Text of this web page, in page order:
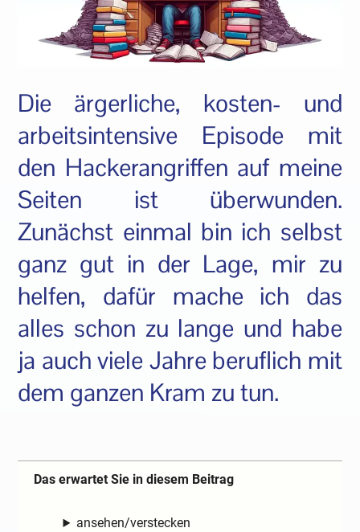
Die ärgerliche, kosten- und
arbeitsintensive Episode mit
den Hackerangriffen auf meine
Seiten ist überwunden.
Zunächst einmal bin ich selbst
ganz gut in der Lage, mir zu
helfen, dafür mache ich das
alles schon zu lange und habe
ja auch viele Jahre beruflich mit
dem ganzen Kram zu tun.
Das erwartet Sie in diesem Beitrag
ansehen/verstecken